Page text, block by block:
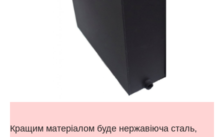
Кращим матеріалом буде нержавіюча сталь,